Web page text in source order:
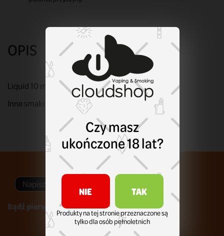
OPIS
Liquid 10 ml. Sól nikotynowa. Moc: 20 mg nikotyny.
Inne smaki Dark Line Salt?
Napisz swoją opinię
Bądź pierwszym który napisze recenzję !
Czy masz
ukończone 18 lat?
NIE TAK
Produkty na tej stronie przeznaczone są
tylko dla osób pełnoletnich